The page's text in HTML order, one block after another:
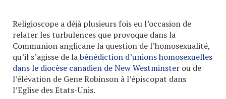
Religioscope a déjà plusieurs fois eu l’occasion de
relater les turbulences que provoque dans la
Communion anglicane la question de l’homosexualité,
qu’il s’agisse de labénédiction d’unions homosexuelles
dans le diocèse canadien de New Westminster ou de
l’élévation de Gene Robinson à l’épiscopat dans
l’Eglise des Etats-Unis.